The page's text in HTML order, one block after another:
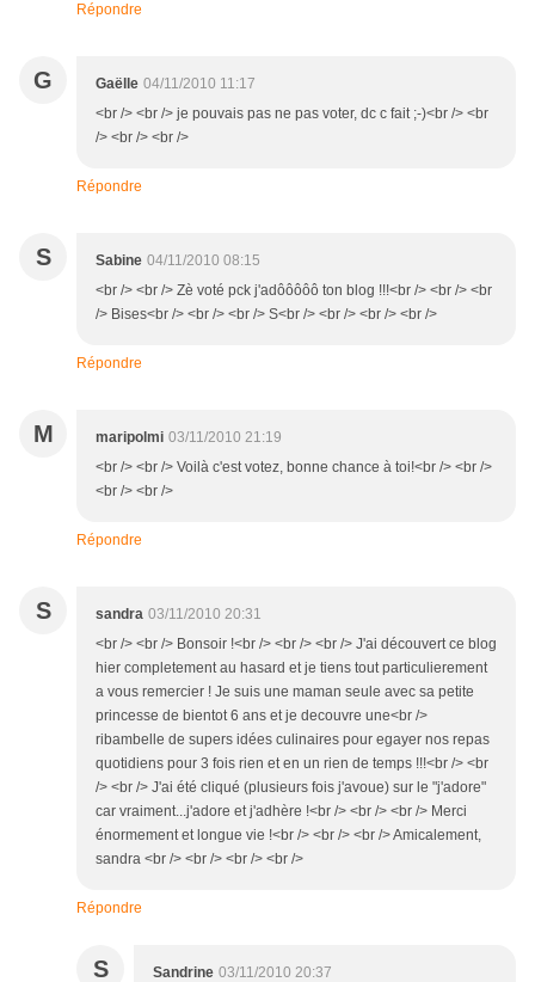
Répondre
G Gaëlle 04/11/2010 11:17
<br /> <br /> je pouvais pas ne pas voter, dc c fait ;-)<br /> <br
/> <br /> <br />
Répondre
S Sabine 04/11/2010 08:15
<br /> <br /> Zè voté pck j'adôôôôô ton blog !!!<br /> <br /> <br
/> Bises<br /> <br /> <br /> S<br /> <br /> <br /> <br />
Répondre
M maripolmi 03/11/2010 21:19
<br /> <br /> Voilà c'est votez, bonne chance à toi!<br /> <br />
<br /> <br />
Répondre
S sandra 03/11/2010 20:31
<br /> <br /> Bonsoir !<br /> <br /> <br /> J'ai découvert ce blog
hier completement au hasard et je tiens tout particulierement
a vous remercier ! Je suis une maman seule avec sa petite
princesse de bientot 6 ans et je decouvre une<br />
ribambelle de supers idées culinaires pour egayer nos repas
quotidiens pour 3 fois rien et en un rien de temps !!!<br /> <br
/> <br /> J'ai été cliqué (plusieurs fois j'avoue) sur le "j'adore"
car vraiment...j'adore et j'adhère !<br /> <br /> <br /> Merci
énormement et longue vie !<br /> <br /> <br /> Amicalement,
sandra <br /> <br /> <br /> <br />
Répondre
S Sandrine 03/11/2010 20:37